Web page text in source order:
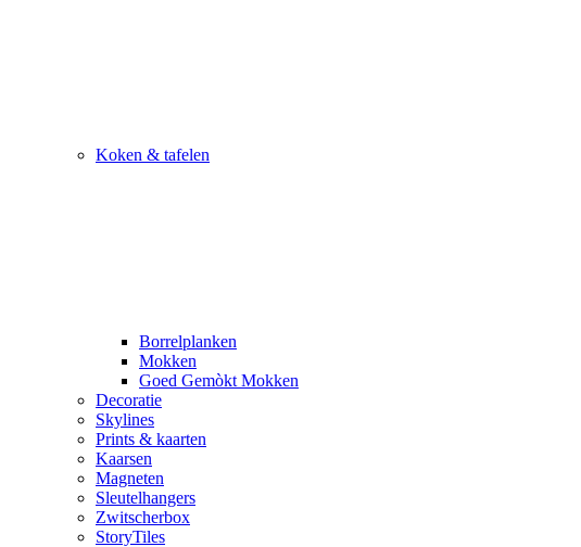
Koken & tafelen
Borrelplanken
Mokken
Goed Gemòkt Mokken
Decoratie
Skylines
Prints & kaarten
Kaarsen
Magneten
Sleutelhangers
Zwitscherbox
StoryTiles